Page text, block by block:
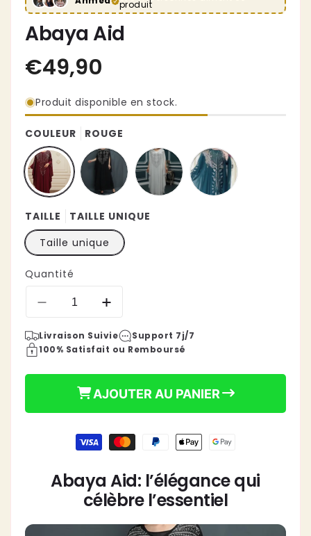
produit
Abaya Aid
Prix
€49,90
Produit disponible en stock.
COULEUR ROUGE
TAILLE
TAILLE UNIQUE
Taille unique
Quantité
Réduire
quantité
de
Augmenter
quantité
de
Livraison Suivie
Support 7j/7
100% Satisfait ou Remboursé
AJOUTER AU PANIER
Abaya Aid: l’élégance qui
célèbre l’essentiel